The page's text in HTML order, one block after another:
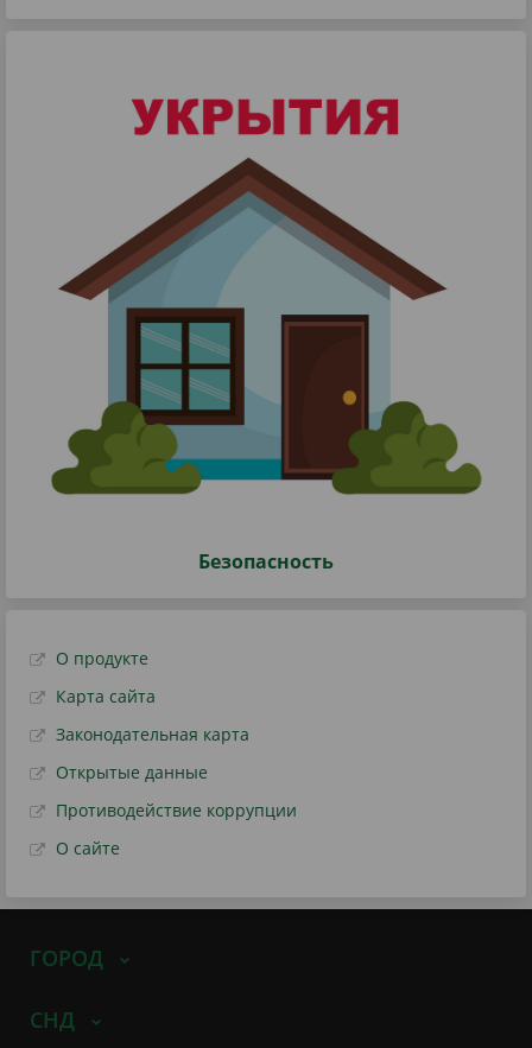
Безопасность
О продукте
Карта сайта
Законодательная карта
Открытые данные
Противодействие коррупции
О сайте
ГОРОД
СНД